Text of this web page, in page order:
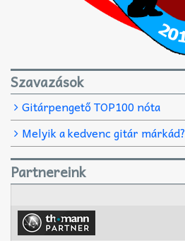
Szavazások
Gitárpengető TOP100 nóta
Melyik a kedvenc gitár márkád?
Partnereink